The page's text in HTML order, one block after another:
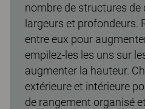
nombre de structures
largeurs et profondeurs.
entre eux pour
empilez-les les uns sur
augmenter la hauteur.
extérieure et intérieure
de rangement organisé